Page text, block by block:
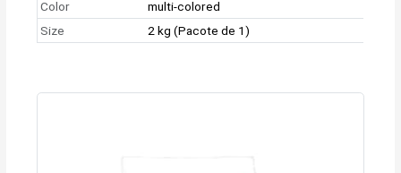
Color
multi-colored
Size
2 kg (Pacote de 1)